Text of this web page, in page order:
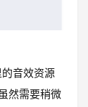
音效资源
然需要稍微